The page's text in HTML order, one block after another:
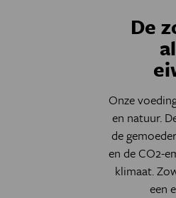
De
Onze
en natuur.
de
en de CO2-
klimaat.
een